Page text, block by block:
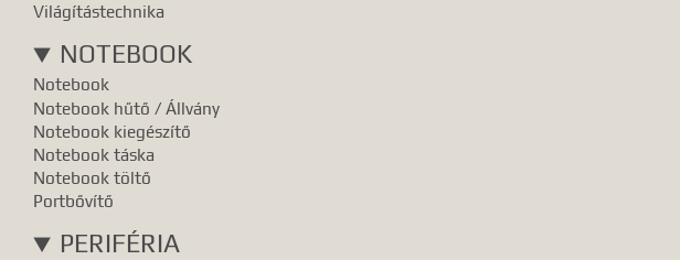
Világítástechnika
NOTEBOOK
Notebook
Notebook hűtő / Állvány
Notebook kiegészítő
Notebook táska
Notebook töltő
Portbővítő
PERIFÉRIA